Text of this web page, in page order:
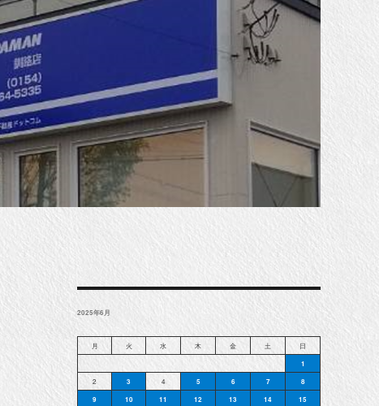
2025年6月
月 火 水 木 金 土
日
1
2
3 4 5 6 7
8
9
10 11 12 13 14
15